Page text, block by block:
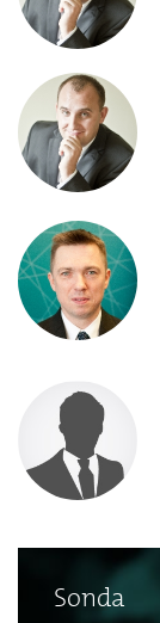
Sonda